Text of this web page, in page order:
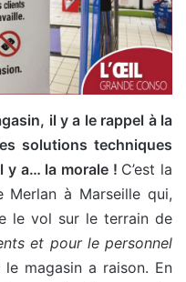
il y a le rappel à la
solutions techniques
y a… la morale ! C’est la
à Marseille qui,
le vol sur le terrain de
et pour le personnel
le magasin a raison. En